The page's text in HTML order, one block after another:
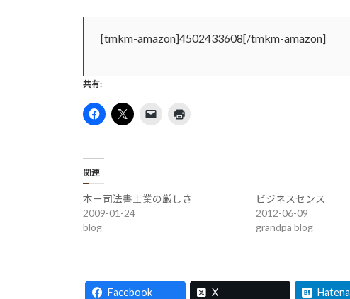
[tmkm-amazon]4502433608[/tmkm-amazon]
共有:
関連
本ー司法書士業の厳しさ
2009-01-24
blog
ビジネスセンス
2012-06-09
grandpa blog
Facebook X Hatena